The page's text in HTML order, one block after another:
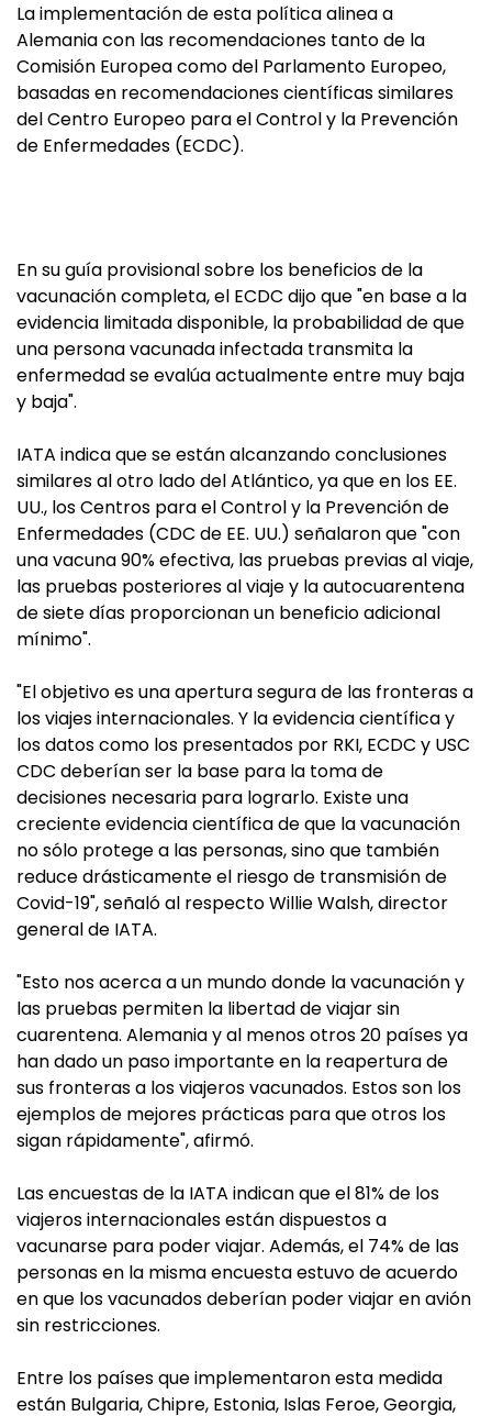
La implementación de esta política alinea a
Alemania con las recomendaciones tanto de la
Comisión Europea como del Parlamento Europeo,
basadas en recomendaciones científicas similares
del Centro Europeo para el Control y la Prevención
de Enfermedades (ECDC).
En su guía provisional sobre los beneficios de la
vacunación completa, el ECDC dijo que "en base a la
evidencia limitada disponible, la probabilidad de que
una persona vacunada infectada transmita la
enfermedad se evalúa actualmente entre muy baja
y baja".
IATA indica que se están alcanzando conclusiones
similares al otro lado del Atlántico, ya que en los EE.
UU., los Centros para el Control y la Prevención de
Enfermedades (CDC de EE. UU.) señalaron que "con
una vacuna 90% efectiva, las pruebas previas al viaje,
las pruebas posteriores al viaje y la autocuarentena
de siete días proporcionan un beneficio adicional
mínimo".
"El objetivo es una apertura segura de las fronteras a
los viajes internacionales. Y la evidencia científica y
los datos como los presentados por RKI, ECDC y USC
CDC deberían ser la base para la toma de
decisiones necesaria para lograrlo. Existe una
creciente evidencia científica de que la vacunación
no sólo protege a las personas, sino que también
reduce drásticamente el riesgo de transmisión de
Covid-19", señaló al respecto Willie Walsh, director
general de IATA.
"Esto nos acerca a un mundo donde la vacunación y
las pruebas permiten la libertad de viajar sin
cuarentena. Alemania y al menos otros 20 países ya
han dado un paso importante en la reapertura de
sus fronteras a los viajeros vacunados. Estos son los
ejemplos de mejores prácticas para que otros los
sigan rápidamente", afirmó.
Las encuestas de la IATA indican que el 81% de los
viajeros internacionales están dispuestos a
vacunarse para poder viajar. Además, el 74% de las
personas en la misma encuesta estuvo de acuerdo
en que los vacunados deberían poder viajar en avión
sin restricciones.
Entre los países que implementaron esta medida
están Bulgaria, Chipre, Estonia, Islas Feroe, Georgia,